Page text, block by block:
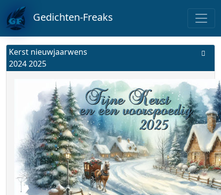
Gedichten-Freaks
Kerst nieuwjaarwens
2024 2025